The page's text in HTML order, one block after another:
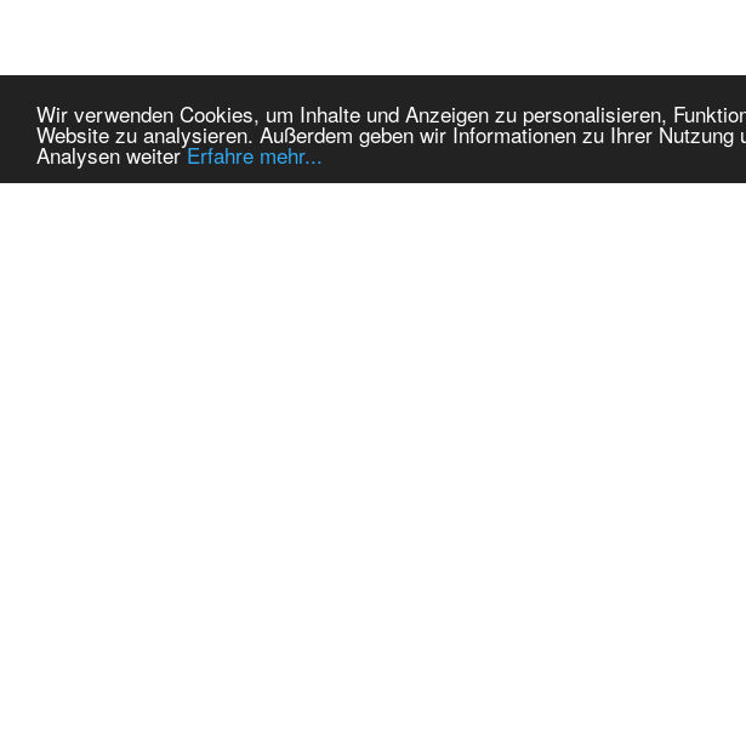
Wir verwenden Cookies, um Inhalte und Anzeigen zu personalisieren,
Website zu analysieren. Außerdem geben wir Informationen zu Ihrer
Analysen weiterErfahre mehr...